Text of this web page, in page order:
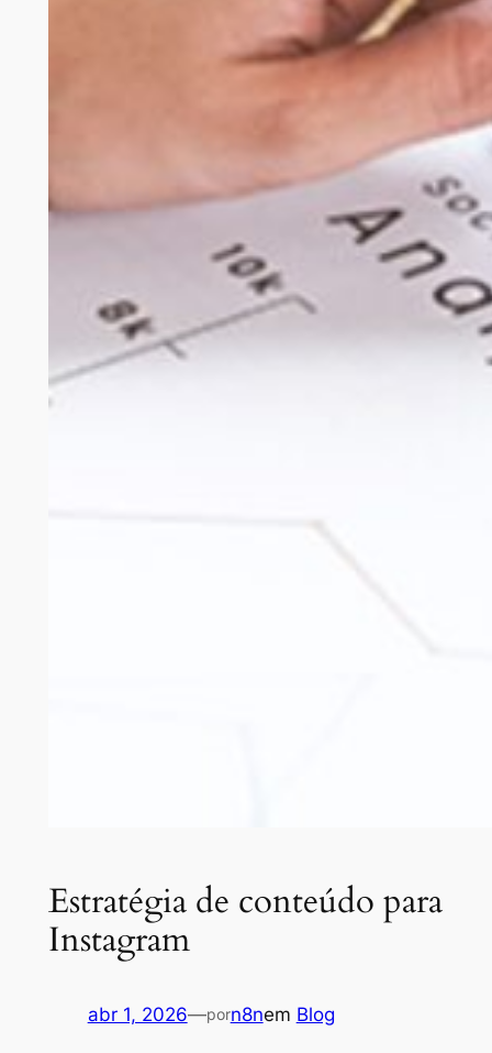
Estratégia de conteúdo para
Instagram
abr 1, 2026—porn8nem Blog